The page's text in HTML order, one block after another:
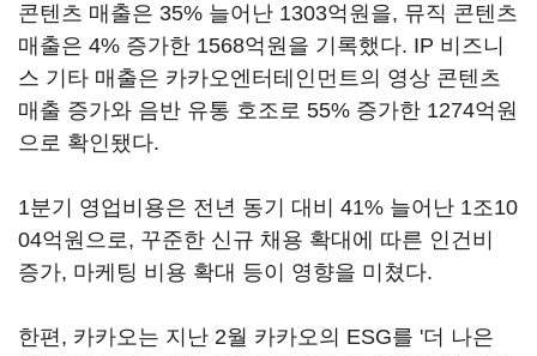
콘텐츠 매출은 35% 늘어난 1303억원을, 뮤직 콘텐츠
매출은 4% 증가한 1568억원을 기록했다. IP 비즈니
스 기타 매출은 카카오엔터테인먼트의 영상 콘텐츠
매출 증가와 음반 유통 호조로 55% 증가한 1274억원
으로 확인됐다.
1분기 영업비용은 전년 동기 대비 41% 늘어난 1조10
04억원으로, 꾸준한 신규 채용 확대에 따른 인건비
증가, 마케팅 비용 확대 등이 영향을 미쳤다.
한편, 카카오는 지난 2월 카카오의 ESG를 '더 나은